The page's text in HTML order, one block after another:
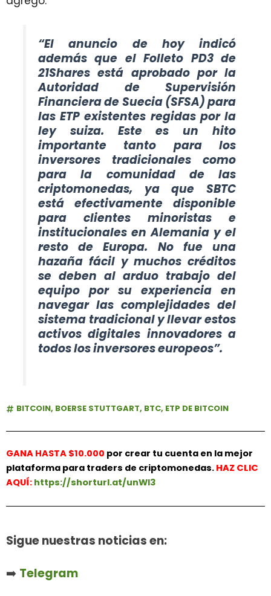
“El anuncio de hoy indicó
además que el Folleto PD3 de
21Shares está aprobado por la
Autoridad de Supervisión
Financiera de Suecia (SFSA) para
las ETP existentes regidas por la
ley suiza. Este es un hito
importante tanto para los
inversores tradicionales como
para la comunidad de las
criptomonedas, ya que SBTC
está efectivamente disponible
para clientes minoristas e
institucionales en Alemania y el
resto de Europa. No fue una
hazaña fácil y muchos créditos
se deben al arduo trabajo del
equipo por su experiencia en
navegar las complejidades del
sistema tradicional y llevar estos
activos digitales innovadores a
todos los inversores europeos”.
BITCOIN, BOERSE STUTTGART, BTC, ETP DE BITCOIN
GANA HASTA $10.000 por crear tu cuenta en la mejor
plataforma para traders de criptomonedas. HAZ CLIC
AQUÍ: https://shorturl.at/unWl3
Sigue nuestras noticias en:
➡️ Telegram